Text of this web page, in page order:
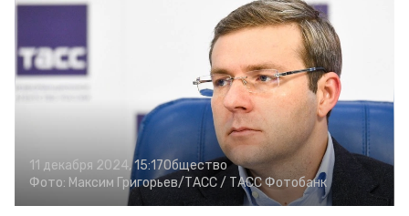
11 декабря 2024, 15:17Общество
Фото: Максим Григорьев/ТАСС / ТАСС Фотобанк